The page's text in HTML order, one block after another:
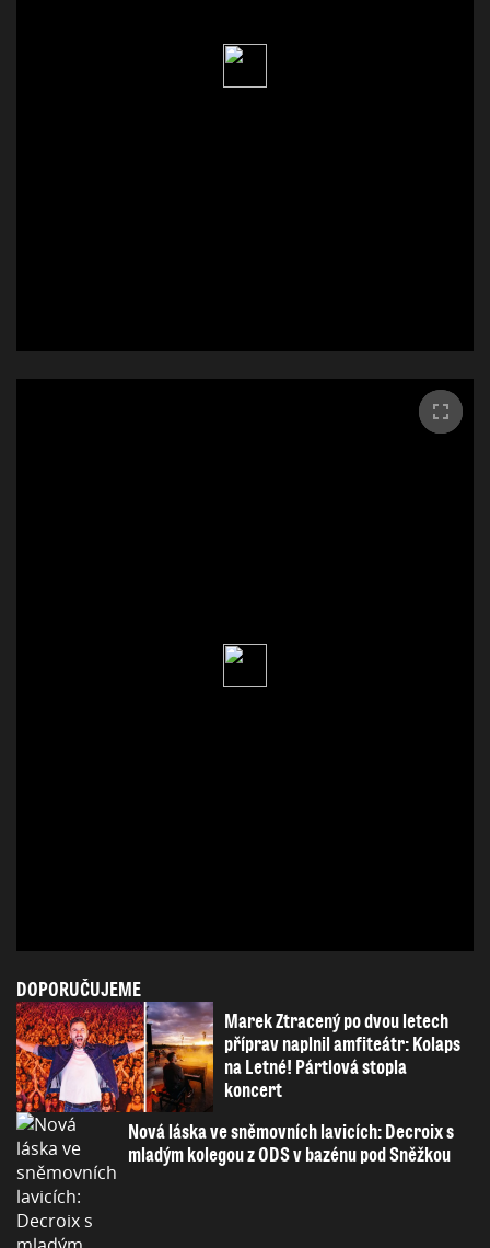
DOPORUČUJEME
Marek Ztracený po dvou letech
příprav naplnil amfiteátr: Kolaps
na Letné! Pártlová stopla
koncert
Nová láska ve sněmovních lavicích: Decroix s
mladým kolegou z ODS v bazénu pod Sněžkou